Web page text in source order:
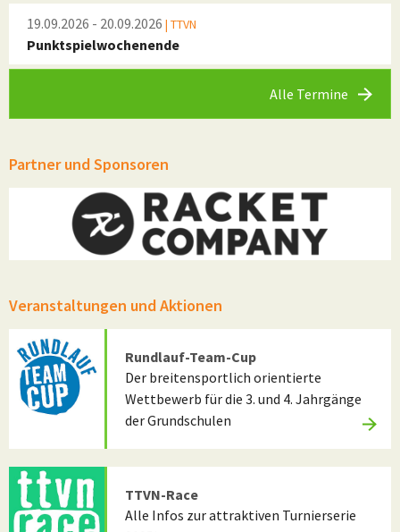
19.09.2026 - 20.09.2026 | TTVN
Punktspielwochenende
Alle Termine
Partner und Sponsoren
Veranstaltungen und Aktionen
Rundlauf-Team-Cup
Der breitensportlich orientierte
Wettbewerb für die 3. und 4. Jahrgänge
der Grundschulen
TTVN-Race
Alle Infos zur attraktiven Turnierserie